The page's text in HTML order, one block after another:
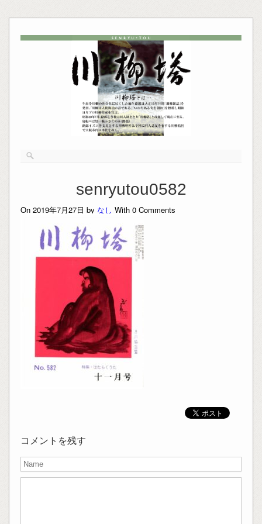
senryutou0582
On 2019年7月27日 by なし With 0Comments
コメントを残す